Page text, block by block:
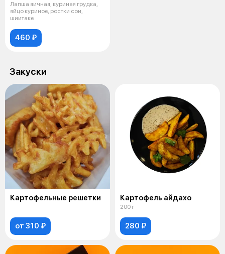
Лапша яичная, куриная грудка,
яйцо куриное, ростки сои,
шиитаке
460 ₽
Закуски
Картофельные решетки
от 310 ₽
Картофель айдахо
200 г
280 ₽